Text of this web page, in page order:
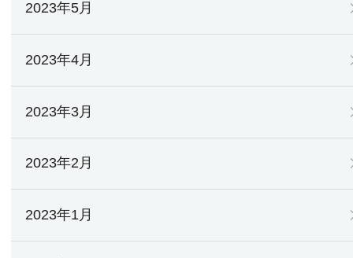
2023年5月
2023年4月
2023年3月
2023年2月
2023年1月